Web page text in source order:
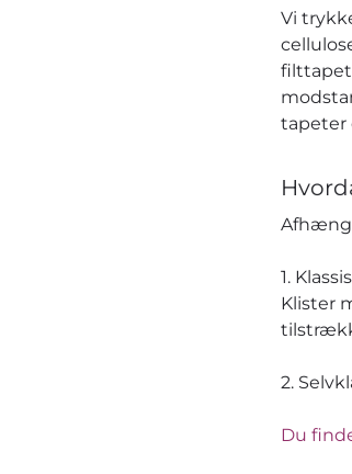
Vi
tapeter
1.
Klister
2.
Du